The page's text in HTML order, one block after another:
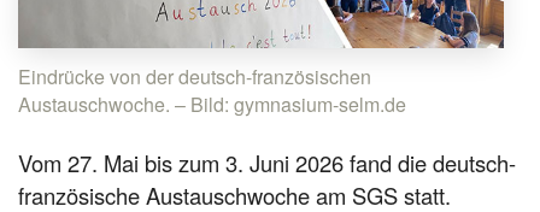
Eindrücke von der deutsch-französischen
Austauschwoche. – Bild: gymnasium-selm.de
Vom 27. Mai bis zum 3. Juni 2026 fand die deutsch-
französische Austauschwoche am SGS statt.